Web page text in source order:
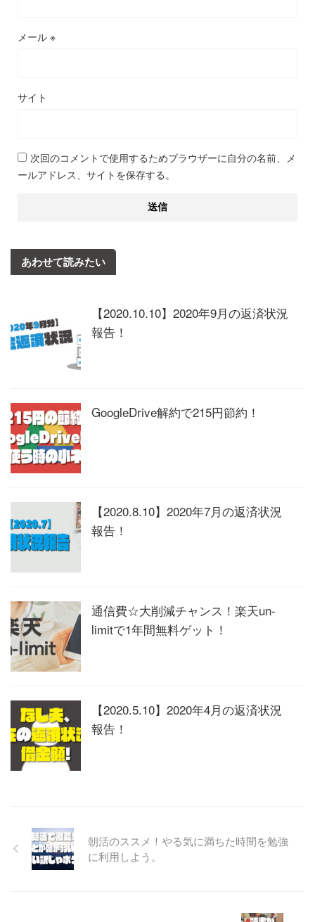
メール ※
サイト
次回のコメントで使用するためブラウザーに自分の名前、メ
ールアドレス、サイトを保存する。
あわせて読みたい
【2020.10.10】2020年9月の返済状況
報告！
GoogleDrive解約で215円節約！
【2020.8.10】2020年7月の返済状況
報告！
通信費☆大削減チャンス！楽天un-
limitで1年間無料ゲット！
【2020.5.10】2020年4月の返済状況
報告！
朝活のススメ！やる気に満ちた時間を勉強
に利用しよう。